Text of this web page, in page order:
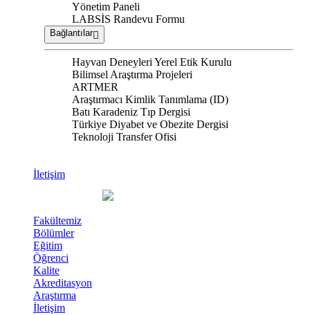
Yönetim Paneli
LABSİS Randevu Formu
Bağlantılar
Hayvan Deneyleri Yerel Etik Kurulu
Bilimsel Araştırma Projeleri
ARTMER
Araştırmacı Kimlik Tanımlama (ID)
Batı Karadeniz Tıp Dergisi
Türkiye Diyabet ve Obezite Dergisi
Teknoloji Transfer Ofisi
İletişim
Fakültemiz
Bölümler
Eğitim
Öğrenci
Kalite
Akreditasyon
Araştırma
İletişim